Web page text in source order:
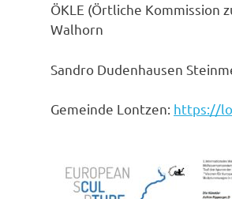
ÖKLE (Örtliche Kommission
Walhorn
Sandro Dudenhausen
Gemeinde Lontzen: https://